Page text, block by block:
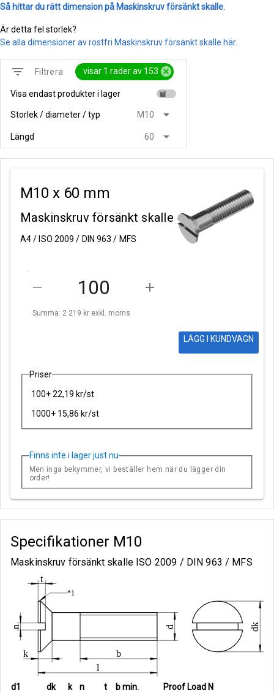
Så hittar du rätt dimension på Maskinskruv försänkt skalle
Är detta fel storlek?
Se alla dimensioner av rostfri Maskinskruv försänkt skalle här.
filter_list Filtrera visar 1 rader av 153 cancel
Visa endast produkter i lager inventory
Storlek / diameter / typ M10 arrow_drop_down
Längd 60 arrow_drop_down
M10 x 60 mm
Maskinskruv försänkt skalle
A4 / ISO 2009 / DIN 963 / MFS
remove add
Summa: 2 219 kr exkl. moms
LÄGG I KUNDVAGN
Priser
100+ 22,19 kr/st
1000+ 15,86 kr/st
Finns inte i lager just nu
Men inga bekymmer, vi beställer hem när du lägger din
order!
Specifikationer M10
Maskinskruv försänkt skalle ISO 2009 / DIN 963 / MFS
d1 dk k n t b min.
Proof Load N